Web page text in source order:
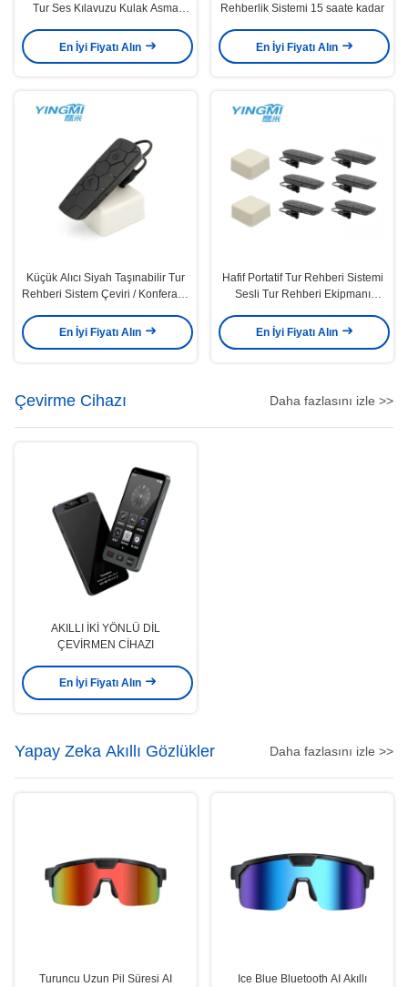
Tur Ses Kılavuzu Kulak Asma
En İyi Fiyatı Alın
Rehberlik Sistemi 15 saate kadar
En İyi Fiyatı Alın
Küçük Alıcı Siyah Taşınabilir Tur
Rehberi Sistem Çeviri / Konferans
En İyi Fiyatı Alın
Hafif Portatif Tur Rehberi Sistemi
Sesli Tur Rehberi Ekipmanı
En İyi Fiyatı Alın
Çevirme Cihazı Daha fazlasını izle >>
AKILLI İKİ YÖNLÜ DİL
ÇEVİRMEN CİHAZI
En İyi Fiyatı Alın
Yapay Zeka Akıllı Gözlükler Daha fazlasını izle >>
Turuncu Uzun Pil Süresi AI Ice Blue Bluetooth AI Akıllı